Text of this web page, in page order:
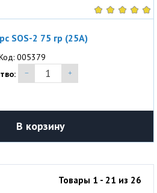
SOS-2 75 гр (25A)
005379
В корзину
Товары 1 - 21 из 26